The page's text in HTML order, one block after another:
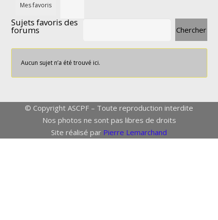
Mes favoris
Sujets favoris des
forums
Aucun sujet n’a été trouvé ici.
© Copyright ASCPF – Toute reproduction interdite
Nos photos ne sont pas libres de droits
Site réalisé par Pierre Lemarchand